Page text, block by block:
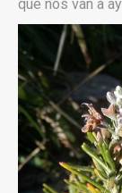
que nos van a